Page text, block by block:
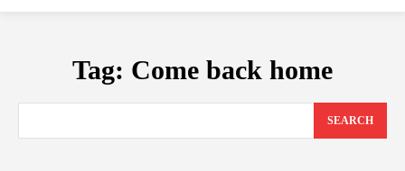
Tag: Come back home
SEARCH